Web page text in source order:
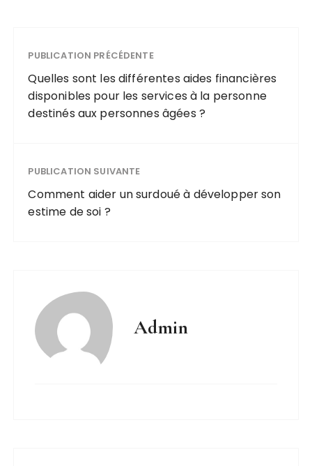
PUBLICATION PRÉCÉDENTE
Quelles sont les différentes aides financières
disponibles pour les services à la personne
destinés aux personnes âgées ?
PUBLICATION SUIVANTE
Comment aider un surdoué à développer son
estime de soi ?
Admin